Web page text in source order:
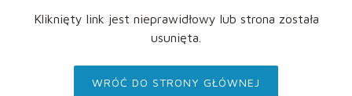
Kliknięty link jest nieprawidłowy lub strona została
usunięta.
WRÓĆ DO STRONY GŁÓWNEJ